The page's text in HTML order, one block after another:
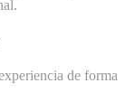
de forma